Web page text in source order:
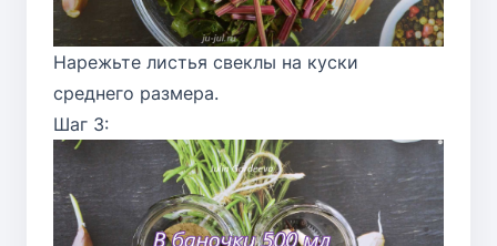
Нарежьте листья свеклы на куски
среднего размера.
Шаг 3: